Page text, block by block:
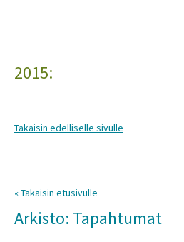
2015:
Takaisin edelliselle sivulle
« Takaisin etusivulle
Arkisto: Tapahtumat